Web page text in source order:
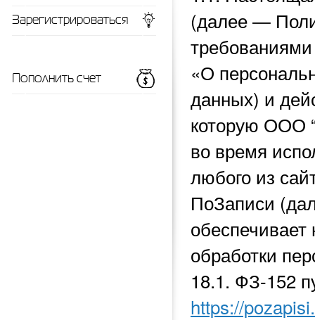
(далее —
«О
данных) и
которую ООО
во время
любого из
ПоЗаписи
обработки
18.1. ФЗ-152
https://
Зарегистрироваться
Пополнить счет